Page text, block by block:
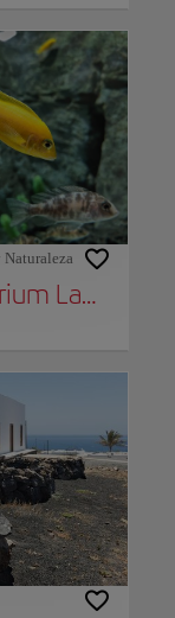
Naturaleza
Aquarium Lanzarote